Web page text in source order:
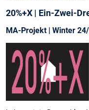
20%+X | Ein-Zwei-
MA-Projekt | Winter